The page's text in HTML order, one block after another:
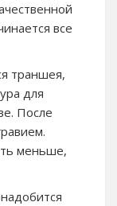
все
траншея,
для
После
меньше,